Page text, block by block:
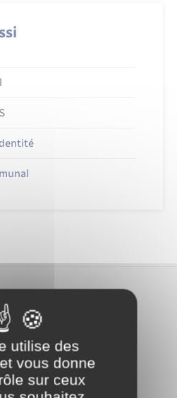
utilise des
vous donne
sur ceux